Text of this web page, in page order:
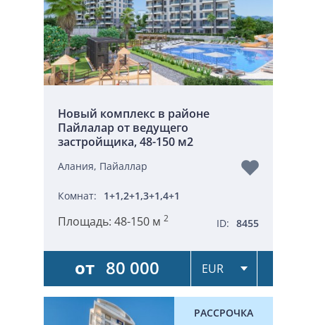
Новый комплекс в районе
Пайлалар от ведущего
застройщика, 48-150 м2
Алания, Пайаллар
Комнат: 1+1,2+1,3+1,4+1
Площадь: 48-150 м 2 ID: 8455
от 80 000
РАССРОЧКА